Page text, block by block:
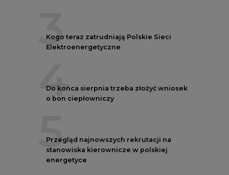
3
Kogo teraz zatrudniają Polskie Sieci
Elektroenergetyczne
4
Do końca sierpnia trzeba złożyć wniosek
o bon ciepłowniczy
5
Przegląd najnowszych rekrutacji na
stanowiska kierownicze w polskiej
energetyce